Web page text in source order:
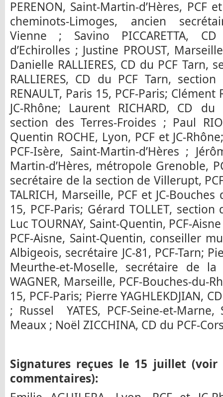
PERENON, Saint-Martin-d’Hères, PCF
cheminots-Limoges, ancien
Vienne ; Savino PICCARETTA,
d’Echirolles ; Justine PROUST,
Danielle RALLIERES, CD du PCF Tarn,
RALLIERES, CD du PCF Tarn,
RENAULT, Paris 15, PCF-Paris; Clément
JC-Rhône; Laurent RICHARD, CD
section des Terres-Froides ; Paul
Quentin ROCHE, Lyon, PCF et JC-
PCF-Isère, Saint-Martin-d’Hères ;
Martin-d’Hères, métropole Grenoble,
secrétaire de la section de Villerupt,
TALRICH, Marseille, PCF et JC-
15, PCF-Paris; Gérard TOLLET, section
Luc TOURNAY, Saint-Quentin, PCF-
PCF-Aisne, Saint-Quentin, conseiller
Albigeois, secrétaire JC-81, PCF-Tarn;
Meurthe-et-Moselle, secrétaire de
WAGNER, Marseille, PCF-Bouches-du-
15, PCF-Paris; Pierre YAGHLEKDJIAN,
; Russel YATES, PCF-Seine-et-
Meaux ; Noël ZICCHINA, CD du PCF-
Signatures reçues le 15 juillet
commentaires):